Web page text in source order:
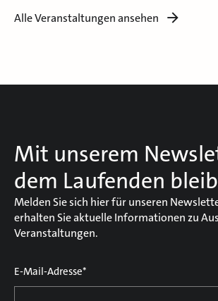
Alle Veranstaltungen ansehen
Mit unserem
dem Laufenden
Melden Sie sich hier für unseren
erhalten Sie aktuelle Informationen zu
Veranstaltungen.
E-Mail-Adresse*